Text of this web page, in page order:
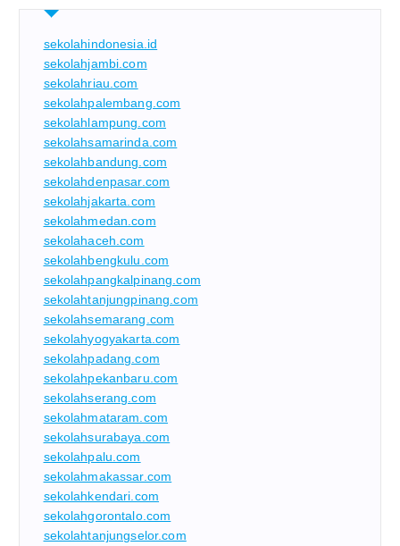
sekolahindonesia.id
sekolahjambi.com
sekolahriau.com
sekolahpalembang.com
sekolahlampung.com
sekolahsamarinda.com
sekolahbandung.com
sekolahdenpasar.com
sekolahjakarta.com
sekolahmedan.com
sekolahaceh.com
sekolahbengkulu.com
sekolahpangkalpinang.com
sekolahtanjungpinang.com
sekolahsemarang.com
sekolahyogyakarta.com
sekolahpadang.com
sekolahpekanbaru.com
sekolahserang.com
sekolahmataram.com
sekolahsurabaya.com
sekolahpalu.com
sekolahmakassar.com
sekolahkendari.com
sekolahgorontalo.com
sekolahtanjungselor.com